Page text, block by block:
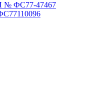
№ ФС77-47467